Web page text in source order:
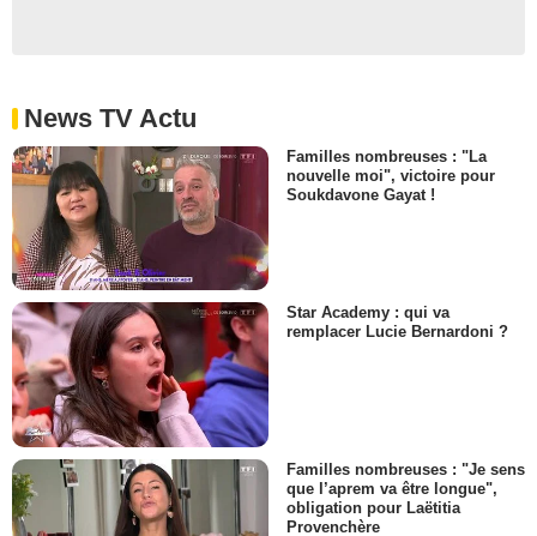
News TV Actu
Familles nombreuses : "La
nouvelle moi", victoire pour
Soukdavone Gayat !
Star Academy : qui va
remplacer Lucie Bernardoni ?
Familles nombreuses : "Je sens
que l’aprem va être longue",
obligation pour Laëtitia
Provenchère